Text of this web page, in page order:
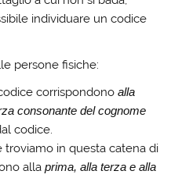
individuare un codice
persone fisiche:
corrispondono alla
consonante del cognome
codice.
in questa catena di
alla prima, alla terza e alla